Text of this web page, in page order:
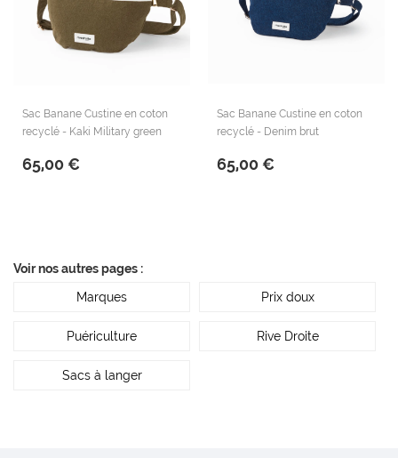
Sac Banane Custine en coton
recyclé - Kaki Military green
65,00 €
Sac Banane Custine en coton
recyclé - Denim brut
65,00 €
Voir nos autres pages :
Marques
Prix doux
Puériculture Rive Droite
Sacs à langer